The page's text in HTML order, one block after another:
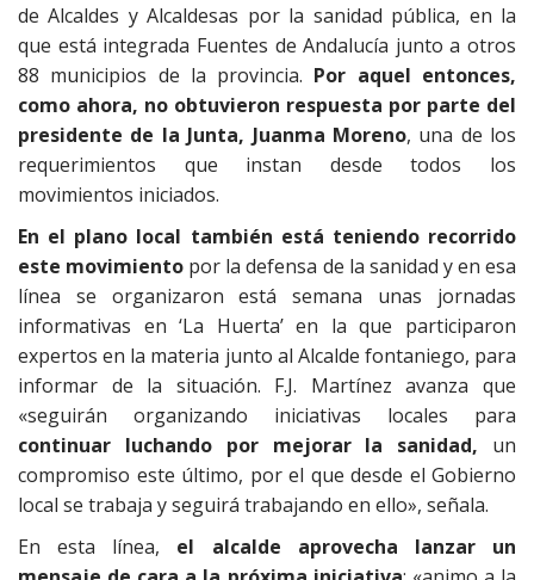
de Alcaldes y Alcaldesas por la sanidad pública, en la
que está integrada Fuentes de Andalucía junto a otros
88 municipios de la provincia. Por aquel entonces,
como ahora, no obtuvieron respuesta por parte del
presidente de la Junta, Juanma Moreno, una de los
requerimientos que instan desde todos los
movimientos iniciados.
En el plano local también está teniendo recorrido
este movimiento por la defensa de la sanidad y en esa
línea se organizaron está semana unas jornadas
informativas en ‘La Huerta’ en la que participaron
expertos en la materia junto al Alcalde fontaniego, para
informar de la situación. F.J. Martínez avanza que
«seguirán organizando iniciativas locales para
continuar luchando por mejorar la sanidad, un
compromiso este último, por el que desde el Gobierno
local se trabaja y seguirá trabajando en ello», señala.
En esta línea, el alcalde aprovecha lanzar un